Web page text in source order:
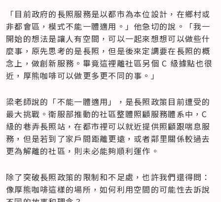
「目前政府的長照服務是以都市為本位設計，在鄉村或
非都會區，模式不能一體適用。」他急切的說。「我一
開始的想法是讓人有空間，可以一起來想想可以做些什
麼事，原先思考的是長照，但是後來定調要在長照的概
念上，做創新服務。畢竟這裡離社區另個 C 級據點也很
近，厚熊咖啡可以做更多更不同的事。」
梁老師說的「不能一體適用」，是長照政策目前遭受的
最大挑戰。衛服部推動的社區整體照顧服務體系中，C
級的巷弄長照站，在都市裡可以就近提供照顧跟喘息服
務，但是若到了家戶間距離更遠，或者鄰里關係較過去
更為解離的社區，則未必能夠順利運作。
除了突破長照政策的限制和不足處，也許我們還得問：
像厚熊咖啡這樣的場所，如何利用空間的可能性去訴說